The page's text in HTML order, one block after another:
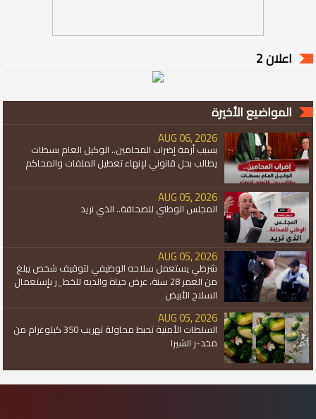
اعلان 2
المواضيع الأخيرة
AUG 06, 2026
بسبب أزمة إضراب المحامين.. الوكيل العام بسطات
يطالب بحل قانوني لإنهاء تعطيل الملفات والمحاكم
AUG 05, 2026
المجلس الوطني للصحافة.. الذي نريد
AUG 05, 2026
شرطي يستعمل سلاحه الوظيفي لتوقيف شخص يبلغ
من العمر 28 سنة، عرض حياة والديه للخط_ر بإستعمال
السلاح الأبيض
AUG 05, 2026
السلطات الأمنية تحبط محاولة تهريب 350 كيلوغرام من
مخد-ر الشيرا